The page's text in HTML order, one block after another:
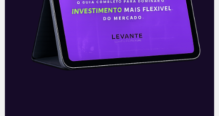
Leia mais
02/07/2021